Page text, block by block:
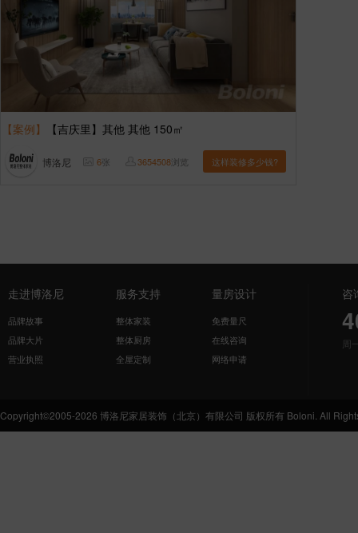
【案例】 【吉庆里】其他 其他 150㎡
博洛尼 6张 3654508浏览 这样装修多少钱?
走进博洛尼
品牌故事
品牌大片
营业执照
服务支持
整体家装
整体厨房
全屋定制
量房设计
免费量尺
在线咨询
网络申请
咨
周
Copyright©2005-2026 博洛尼家居装饰（北京）有限公司 版权所有 Boloni. All